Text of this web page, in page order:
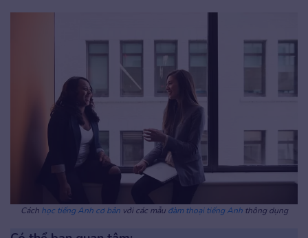
Cách học tiếng Anh cơ bảnvới các mẫu đàm thoại tiếng Anhthông dụng